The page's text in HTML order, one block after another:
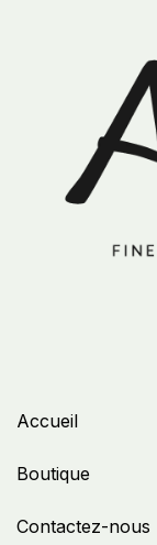
Accueil
Boutique
Contactez-nous